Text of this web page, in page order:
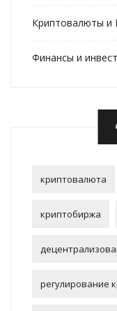
Криптовалюты и
Финансы и
криптовалюта
криптобиржа
регулирование